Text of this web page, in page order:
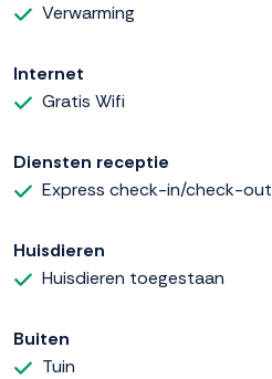
Verwarming
Internet
Gratis Wifi
Diensten receptie
Express check-in/check-out
Huisdieren
Huisdieren toegestaan
Buiten
Tuin